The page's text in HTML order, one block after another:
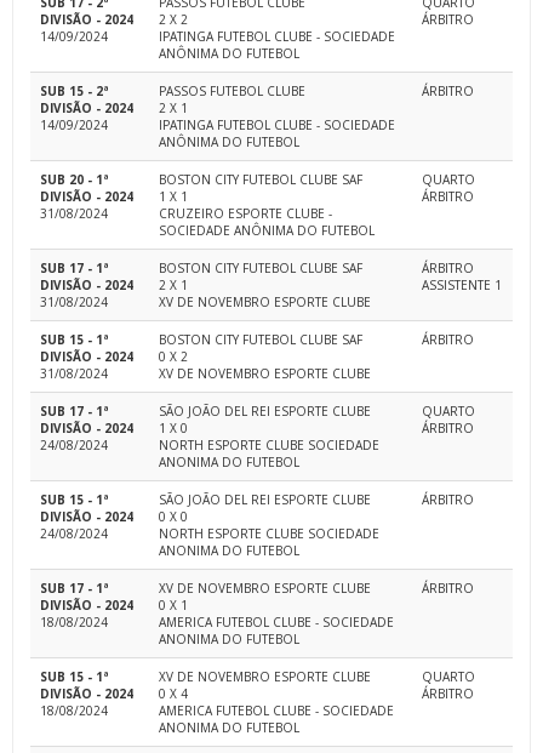
DIVISÃO - 2024
14/09/2024
2 X 2
IPATINGA FUTEBOL CLUBE - SOCIEDADE
ANÔNIMA DO FUTEBOL
ÁRBITRO
SUB 15 - 2ª
DIVISÃO - 2024
14/09/2024
PASSOS FUTEBOL CLUBE
2 X 1
IPATINGA FUTEBOL CLUBE - SOCIEDADE
ANÔNIMA DO FUTEBOL
ÁRBITRO
SUB 20 - 1ª
DIVISÃO - 2024
31/08/2024
BOSTON CITY FUTEBOL CLUBE SAF
1 X 1
CRUZEIRO ESPORTE CLUBE -
SOCIEDADE ANÔNIMA DO FUTEBOL
QUARTO
ÁRBITRO
SUB 17 - 1ª
DIVISÃO - 2024
31/08/2024
BOSTON CITY FUTEBOL CLUBE SAF
2 X 1
XV DE NOVEMBRO ESPORTE CLUBE
ÁRBITRO
ASSISTENTE 1
SUB 15 - 1ª
DIVISÃO - 2024
31/08/2024
BOSTON CITY FUTEBOL CLUBE SAF
0 X 2
XV DE NOVEMBRO ESPORTE CLUBE
ÁRBITRO
SUB 17 - 1ª
DIVISÃO - 2024
24/08/2024
SÃO JOÃO DEL REI ESPORTE CLUBE
1 X 0
NORTH ESPORTE CLUBE SOCIEDADE
ANONIMA DO FUTEBOL
QUARTO
ÁRBITRO
SUB 15 - 1ª
DIVISÃO - 2024
24/08/2024
SÃO JOÃO DEL REI ESPORTE CLUBE
0 X 0
NORTH ESPORTE CLUBE SOCIEDADE
ANONIMA DO FUTEBOL
ÁRBITRO
SUB 17 - 1ª
DIVISÃO - 2024
18/08/2024
XV DE NOVEMBRO ESPORTE CLUBE
0 X 1
AMERICA FUTEBOL CLUBE - SOCIEDADE
ANONIMA DO FUTEBOL
ÁRBITRO
SUB 15 - 1ª
DIVISÃO - 2024
18/08/2024
XV DE NOVEMBRO ESPORTE CLUBE
0 X 4
AMERICA FUTEBOL CLUBE - SOCIEDADE
ANONIMA DO FUTEBOL
QUARTO
ÁRBITRO